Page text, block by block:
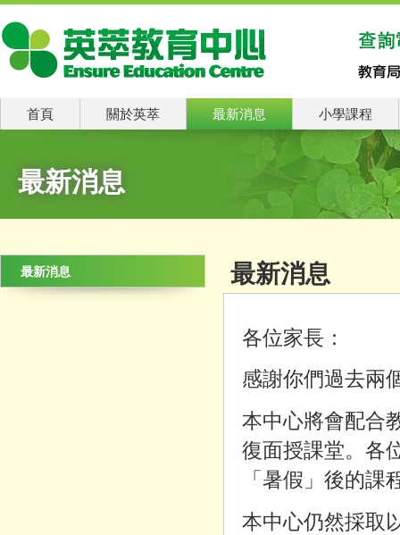
首頁 關於英萃 最新消息 小學課程
最新消息
最新消息 最新消息
各位家長：
感謝你們過去兩
本中心將會配合
復面授課堂。各
「暑假」後的課
本中心仍然採取